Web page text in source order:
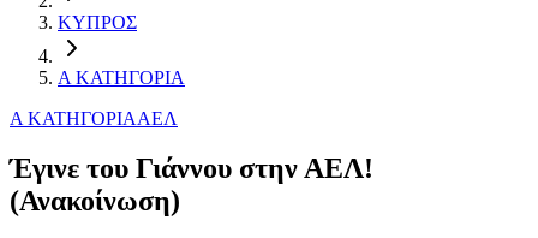
ΚΥΠΡΟΣ
Α ΚΑΤΗΓΟΡΙΑ
Α ΚΑΤΗΓΟΡΙΑΑΕΛ
Έγινε του Γιάννου στην ΑΕΛ!
(Ανακοίνωση)